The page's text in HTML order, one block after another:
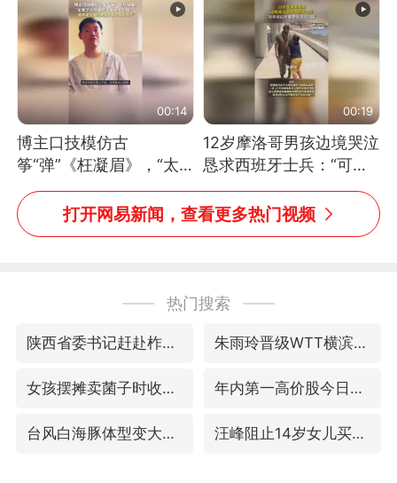
处理
00:14
博主口技模仿古
筝“弹”《枉凝眉》，“太
像了～你是吃古筝长大的
吗？”“或将成为首位考级
不带古筝的选手。”（来
00:19
12岁摩洛哥男孩边境哭泣
恳求西班牙士兵：“可不
可以不要把我遣返回国”
打开网易新闻，查看更多热门视频
热门搜索
陕西省委书记赶赴柞水县杏坪镇 朱雨玲晋级WTT横滨冠军赛女单八强
女孩摆摊卖菌子时收到北大通知书 年内第一高价股今日打新
台风白海豚体型变大近似13个浙江面积 汪峰阻止14岁女儿买大牌